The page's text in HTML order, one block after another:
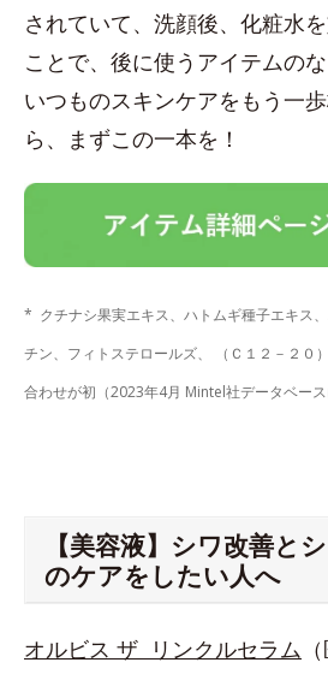
されていて、洗顔後、化粧水
ことで、後に使うアイテムのな
いつものスキンケアをもう一
ら、まずこの一本を！
* クチナシ果実エキス、ハトムギ種子エキス
チン、フィトステロールズ、 （Ｃ１２－２０
合わせが初（2023年4月 Mintel社データベース
【美容液】シワ改善と
のケアをしたい人へ
オルビス ザ リンクルセラム